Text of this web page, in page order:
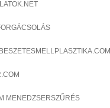
MENEDZSERSZŰRÉS